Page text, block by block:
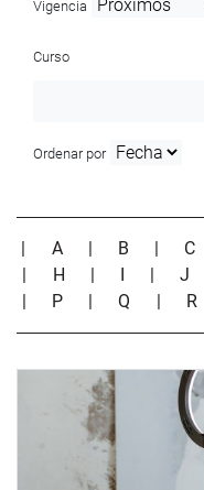
Vigencia
Curso
Ordenar por
| A | B | C
| H | I |J
| P |Q | R